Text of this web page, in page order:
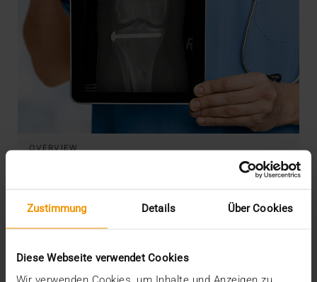
Zustimmung Details Über Cookies
Diese Webseite verwendet Cookies
OVERVIEW
Datenzugriff zu jeder Zeit und an jedem
Ort
23.03.2018
Um den medizinischen Workflow und damit